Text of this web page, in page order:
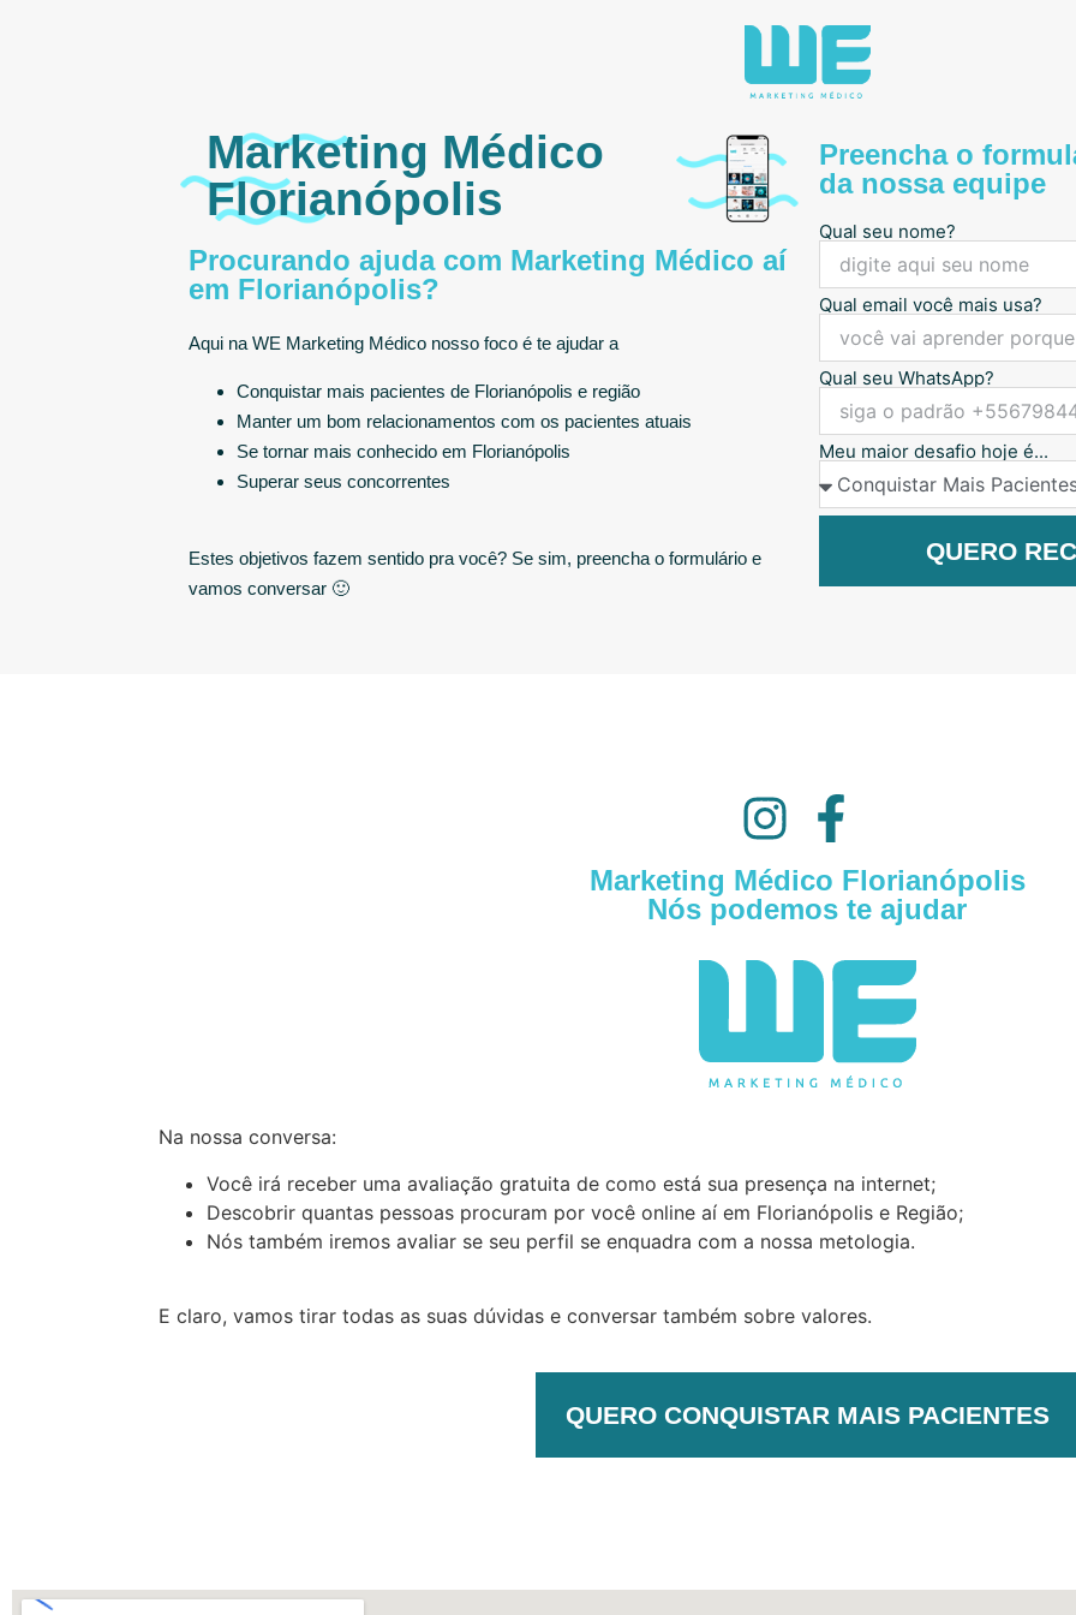
Marketing Médico
Florianópolis
Procurando ajuda com Marketing Médico aí
em Florianópolis?
Aqui na WE Marketing Médico nosso foco é te ajudar a
Conquistar mais pacientes de Florianópolis e região
Manter um bom relacionamentos com os pacientes atuais
Se tornar mais conhecido em Florianópolis
Superar seus concorrentes
Estes objetivos fazem sentido pra você? Se sim, preencha o formulário e
vamos conversar 🙂
Preencha o
da nossa equipe
Qual seu nome?
Qual email você mais usa?
Qual seu WhatsApp?
Meu maior desafio hoje é...
QUERO
Marketing Médico Florianópolis
Nós podemos te ajudar
Na nossa conversa:
Você irá receber uma avaliação gratuita de como está sua presença na internet;
Descobrir quantas pessoas procuram por você online aí em Florianópolis e Região;
Nós também iremos avaliar se seu perfil se enquadra com a nossa metologia.
E claro, vamos tirar todas as suas dúvidas e conversar também sobre valores.
QUERO CONQUISTAR MAIS PACIENTES